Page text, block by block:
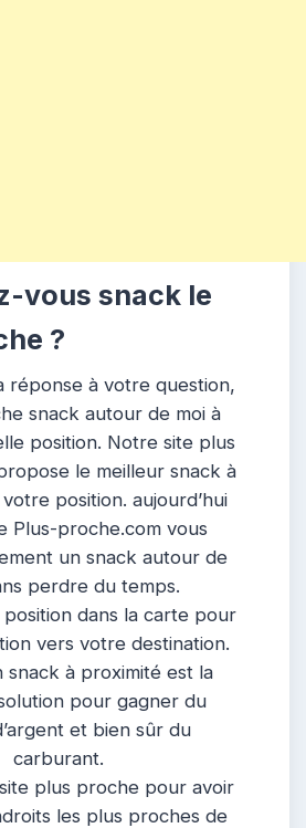
vous snack le
?
réponse à votre question,
snack autour de moi à
position. Notre site plus
le meilleur snack à
position. aujourd’hui
Plus-proche.com vous
un snack autour de
perdre du temps.
dans la carte pour
vers votre destination.
snack à proximité est la
pour gagner du
et bien sûr du
carburant.
plus proche pour avoir
les plus proches de